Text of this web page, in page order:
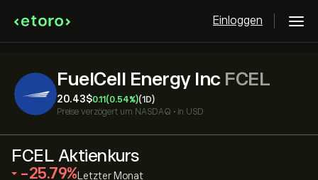
Einloggen
FuelCell Energy Inc FCEL
20.43‎$‎0.11 (0.54%)(1D)
Preise verzögert um NASDAQ • in USD
FCEL Aktienkurs
‎-25.79‎ Letzter Monat